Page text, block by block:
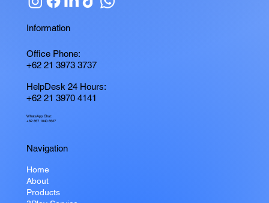
Information
Office Phone:
+62 21 3973 3737
HelpDesk 24 Hours:
+62 21 3970 4141
WhatsApp Chat:
+62 857 1040 6527
Navigation
Home
About
Products